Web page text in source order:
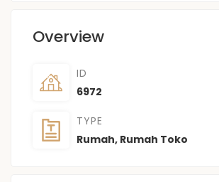
Overview
ID
6972
TYPE
Rumah, Rumah Toko